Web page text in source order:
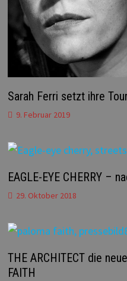
Sarah Ferri setzt ihre
9. Februar 2019
EAGLE-EYE CHERRY –
29. Oktober 2018
THE ARCHITECT die
FAITH